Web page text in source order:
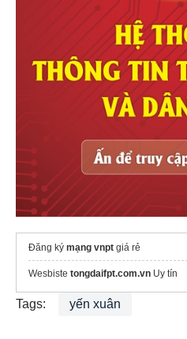
Đăng ký mạng vnpt giá rẻ
Wesbiste tongdaifpt.com.vn Uy tín
Tags: yến xuân